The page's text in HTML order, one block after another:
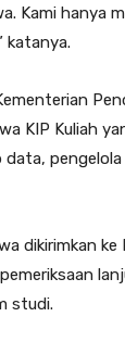
Kami hanya
katanya.
KIP Kuliah
dikirimkan ke
studi.